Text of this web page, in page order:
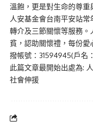
溫飽，更是對生命的尊重
人安基金會台南平安站
轉介及三節關懷等服務
貧，認助關懷禮，每份愛
撥帳號：31594945(戶名
此篇文章最開始出處為:
社會伸援